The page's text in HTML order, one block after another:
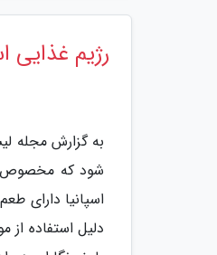
رژیم غذایی
به گزارش مجله
شود که مخصوص
اسپانیا دارای
دلیل استفاده از